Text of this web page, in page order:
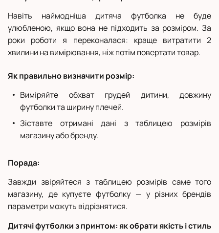
Навіть наймодніша дитяча футболка не буде
улюбленою, якщо вона не підходить за розміром. За
роки роботи я переконалася: краще витратити 2
хвилини на вимірювання, ніж потім повертати товар.
Як правильно визначити розмір:
Виміряйте обхват грудей дитини, довжину
футболки та ширину плечей.
Зіставте отримані дані з таблицею розмірів
магазину або бренду.
Порада:
Завжди звіряйтеся з таблицею розмірів саме того
магазину, де купуєте футболку — у різних брендів
параметри можуть відрізнятися.
Дитячі футболки з принтом: як обрати якість і стиль